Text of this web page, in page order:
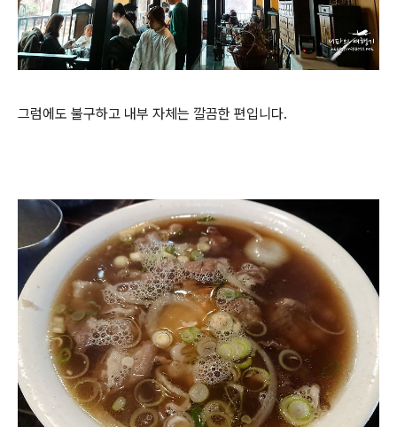
그럼에도 불구하고 내부 자체는 깔끔한 편입니다.